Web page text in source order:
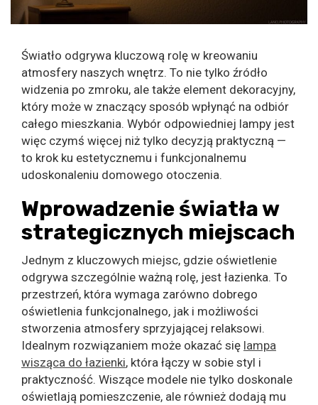
Światło odgrywa kluczową rolę w kreowaniu
atmosfery naszych wnętrz. To nie tylko źródło
widzenia po zmroku, ale także element dekoracyjny,
który może w znaczący sposób wpłynąć na odbiór
całego mieszkania. Wybór odpowiedniej lampy jest
więc czymś więcej niż tylko decyzją praktyczną —
to krok ku estetycznemu i funkcjonalnemu
udoskonaleniu domowego otoczenia.
Wprowadzenie światła w
strategicznych miejscach
Jednym z kluczowych miejsc, gdzie oświetlenie
odgrywa szczególnie ważną rolę, jest łazienka. To
przestrzeń, która wymaga zarówno dobrego
oświetlenia funkcjonalnego, jak i możliwości
stworzenia atmosfery sprzyjającej relaksowi.
Idealnym rozwiązaniem może okazać się lampa
wisząca do łazienki, która łączy w sobie styl i
praktyczność. Wiszące modele nie tylko doskonale
oświetlają pomieszczenie, ale również dodają mu